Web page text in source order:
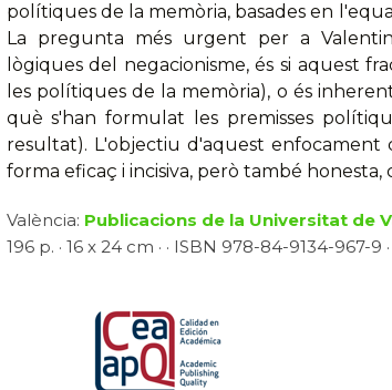
polítiques de la memòria, basades en
La pregunta més urgent per a
lògiques del negacionisme, és si aquest
les polítiques de la memòria), o és
què s'han formulat les premisses
resultat). L'objectiu d'aquest enfocament
forma eficaç i incisiva, però també honesta,
València: Publicacions de la Universitat de
196 p. · 16 x 24 cm · · ISBN 978-84-9134-967-9